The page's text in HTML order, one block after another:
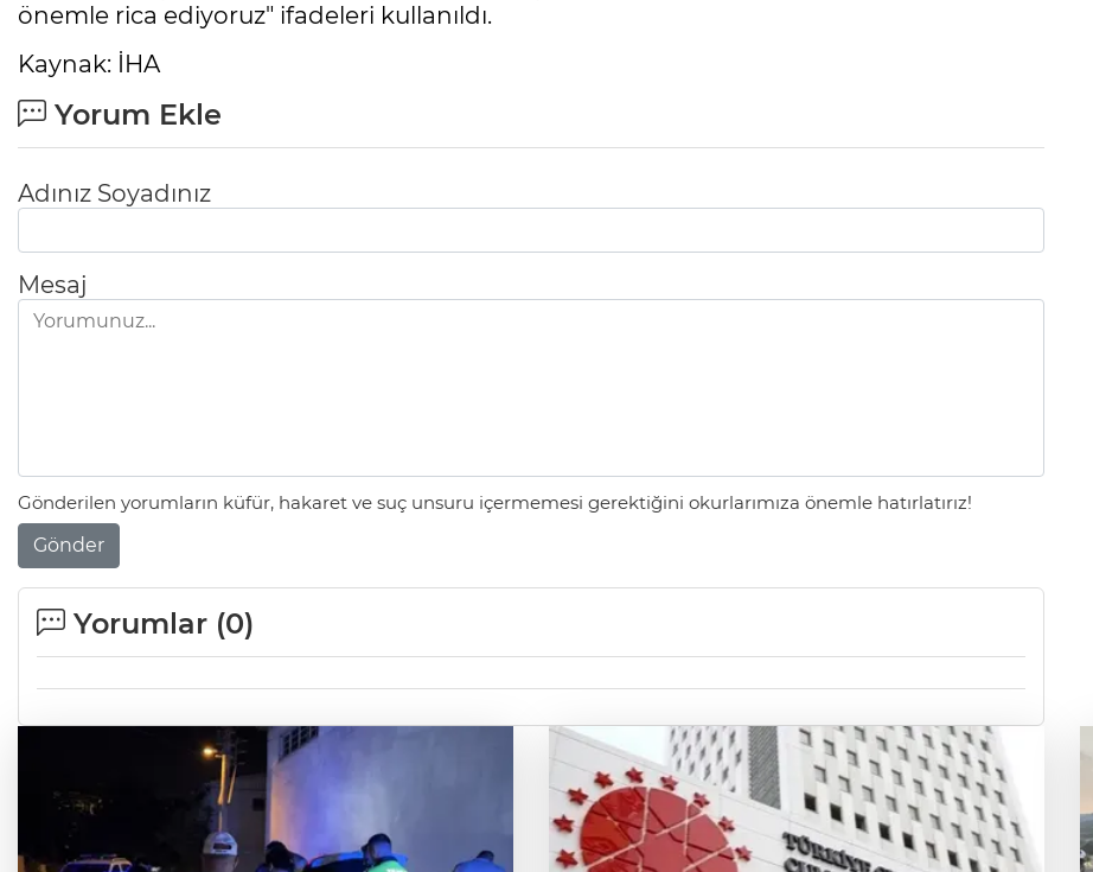
önemle rica ediyoruz" ifadeleri kullanıldı.
Kaynak: İHA
Yorum Ekle
Adınız Soyadınız
Mesaj
Gönderilen yorumların küfür, hakaret ve suç unsuru içermemesi gerektiğini okurlarımıza önemle hatırlatırız!
Gönder
Yorumlar (0)